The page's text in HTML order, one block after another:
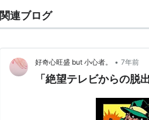
関連ブログ
好奇心旺盛 but 小心者。 • 7年前
「絶望テレビからの脱